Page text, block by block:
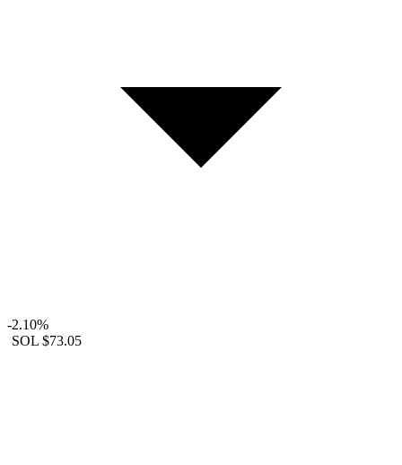
-2.10%
SOL $73.05